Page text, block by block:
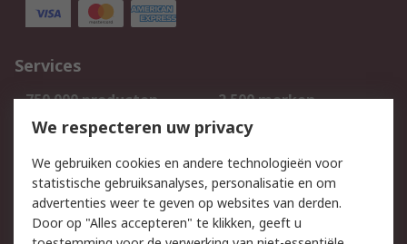
Services
750.000 producten
2.500 merken
Bestellen
Inkoopoplossingen
Track & Trace
Wettelijk
We respecteren uw privacy
We gebruiken cookies en andere technologieën voor
statistische gebruiksanalyses, personalisatie en om
advertenties weer te geven op websites van derden.
Door op "Alles accepteren" te klikken, geeft u